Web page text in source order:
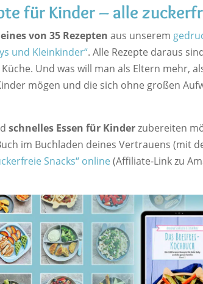
für Kinder – alle
eines von 35 Rezepten aus unserem
und Kleinkinder“. Alle Rezepte daraus
Und was will man als Eltern mehr,
mögen und die sich ohne großen
schnelles Essen für Kinderzubereiten
im Buchladen deines Vertrauens (mit
Snacks“ online (Affiliate-Link zu